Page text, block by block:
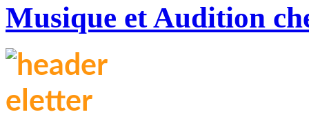
Musique et Audition